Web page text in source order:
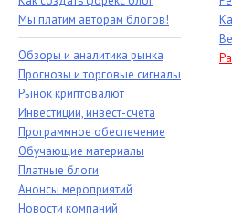
Мы платим авторам блогов!
Обзоры и аналитика рынка
Прогнозы и торговые сигналы
Рынок криптовалют
Инвестиции, инвест-счета
Программное обеспечение
Обучающие материалы
Платные блоги
Анонсы мероприятий
Новости компаний